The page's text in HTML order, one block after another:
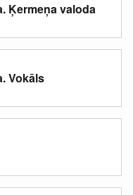
Ķermeņa valoda
Vokāls